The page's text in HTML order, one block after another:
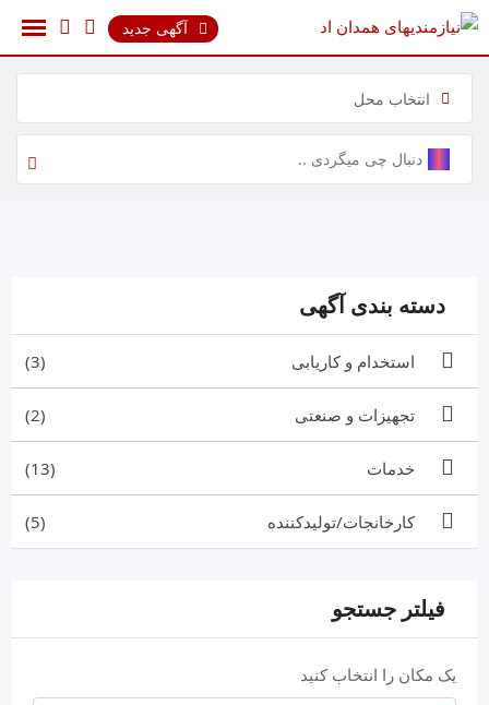
پرش
محتوا
آگهی جدید
انتخاب محل
دسته بندی آگهی
استخدام و کاریابی (3)
تجهیزات و صنعتی (2)
خدمات (13)
کارخانجات/تولیدکننده (5)
فیلتر جستجو
یک مکان را انتخاب کنید